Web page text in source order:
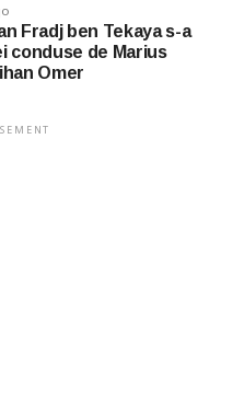
Fradj ben Tekaya s-a
conduse de Marius
Omer